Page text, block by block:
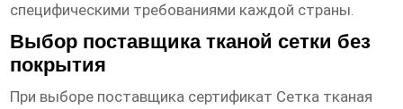
специфическими требованиями каждой страны.
Выбор поставщика тканой сетки без
покрытия
При выборе поставщика сертификат Сетка тканая